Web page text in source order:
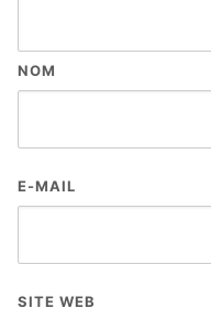
NOM
E-MAIL
SITE WEB